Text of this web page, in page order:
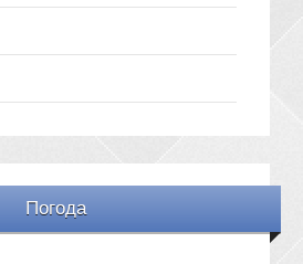
Погода